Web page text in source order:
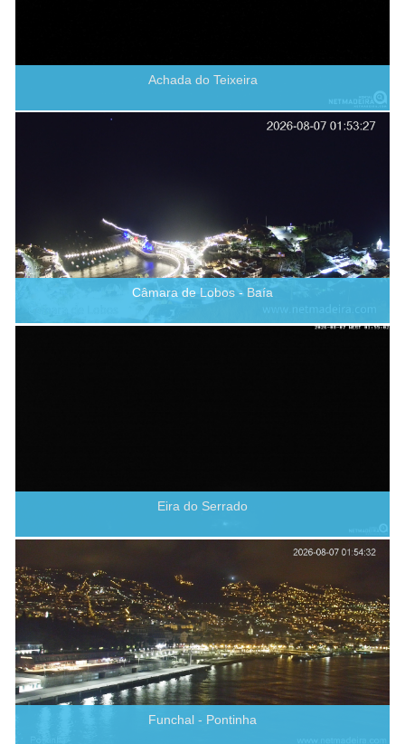
Achada do Teixeira
Câmara de Lobos - Baía
Eira do Serrado
Funchal - Pontinha